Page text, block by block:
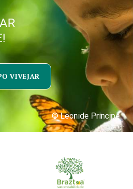
VIVEJAR
© Leonide Principe